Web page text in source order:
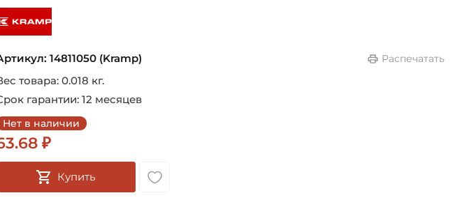
14811050 (Kramp)
Распечатать
товара: 0.018 кг.
гарантии: 12 месяцев
Нет в наличии
₽
Купить